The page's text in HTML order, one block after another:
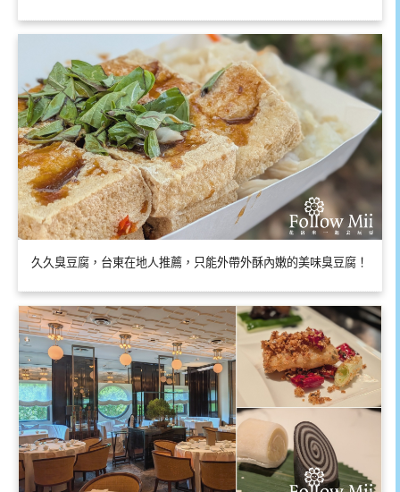
久久臭豆腐，台東在地人推薦，只能外帶外酥內嫩的美味臭豆腐！